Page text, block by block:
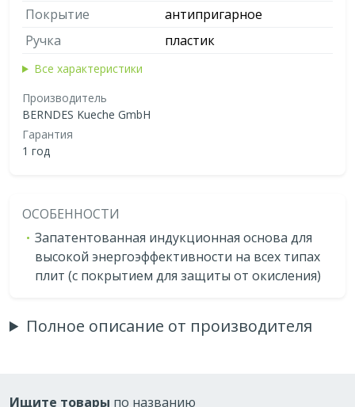
Покрытие
антипригарное
Ручка
пластик
Все характеристики
Производитель
BERNDES Kueche GmbH
Гарантия
1 год
ОСОБЕННОСТИ
Запатентованная индукционная основа для
высокой энергоэффективности на всех типах
плит (с покрытием для защиты от окисления)
Полное описание от производителя
Ищите товары по названию